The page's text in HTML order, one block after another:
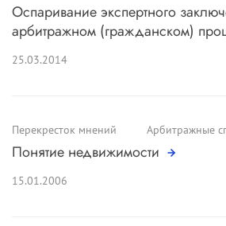
Оспаривание экспертного
арбитражном (гражданском)
25.03.2014
Перекресток мнений Арбитражные
Понятие недвижимости
15.01.2006